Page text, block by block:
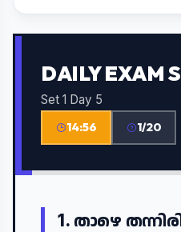
DAILY EXAM
Set 1 Day 5
14:55 1/20
1. താഴെ